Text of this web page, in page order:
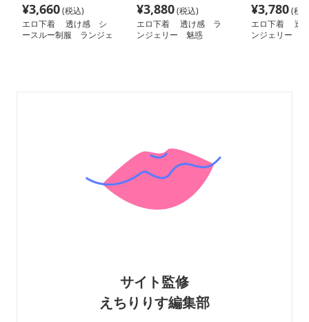
¥3,660(税込)
エロ下着 透け感 シ
ースルー制服 ランジェ
¥3,880(税込)
エロ下着 透け感 ラ
ンジェリー 魅惑
¥3,780(税
エロ下着 透
ンジェリー
サイト監修
えちりりす編集部